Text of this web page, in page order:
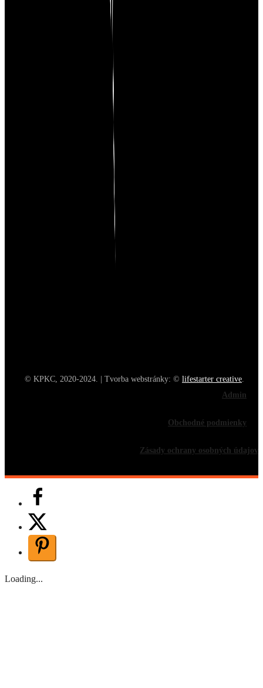
© KPKC, 2020-2024. | Tvorba webstránky: © lifestarter creative.
Admin
Obchodné podmienky
Zásady ochrany osobných údajov
Loading...